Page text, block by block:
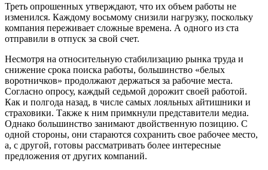
Треть опрошенных утверждают, что их объем работы не
изменился. Каждому восьмому снизили нагрузку, поскольку
компания переживает сложные времена. А одного из ста
отправили в отпуск за свой счет.
Несмотря на относительную стабилизацию рынка труда и
снижение срока поиска работы, большинство «белых
воротничков» продолжают держаться за рабочие места.
Согласно опросу, каждый седьмой дорожит своей работой.
Как и полгода назад, в числе самых лояльных айтишники и
страховики. Также к ним примкнули представители медиа.
Однако большинство занимают двойственную позицию. С
одной стороны, они стараются сохранить свое рабочее место,
а, с другой, готовы рассматривать более интересные
предложения от других компаний.